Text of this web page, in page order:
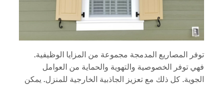
توفر المصاريع المدمجة مجموعة من المزايا الوظيفية.
فهي توفر الخصوصية والتهوية والحماية من العوامل
الجوية. كل ذلك مع تعزيز الجاذبية الخارجية للمنزل. يمكن